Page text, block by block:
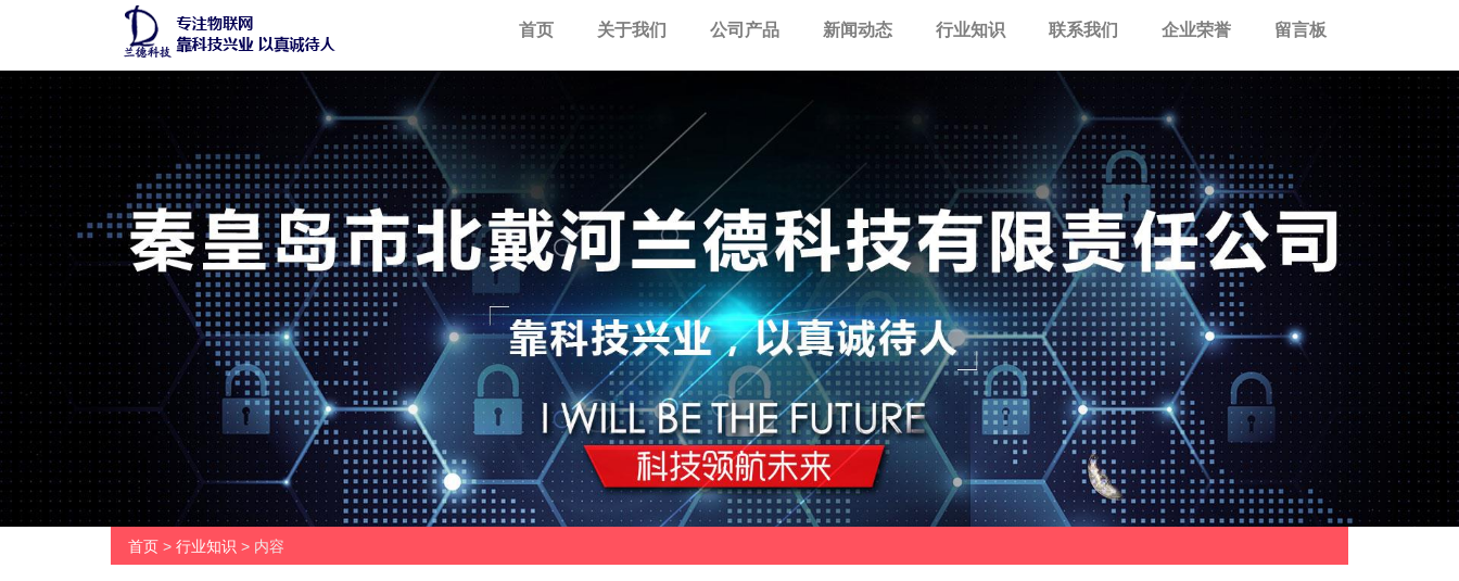
首页 关于我们 公司产品 新闻动态 行业知识 联系我们 企业荣誉 留言板
首页 > 行业知识 > 内容